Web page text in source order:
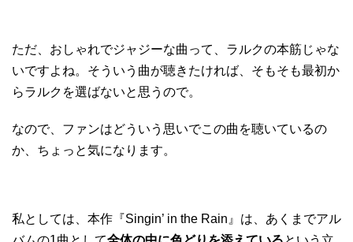
ただ、おしゃれでジャジーな曲って、ラルクの本筋じゃな
いですよね。そういう曲が聴きたければ、そもそも最初か
らラルクを選ばないと思うので。
なので、ファンはどういう思いでこの曲を聴いているの
か、ちょっと気になります。
私としては、本作『Singin’ in the Rain』は、あくまでアル